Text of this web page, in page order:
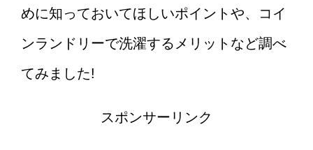
めに知っておいてほしいポイントや、コイ
ンランドリーで洗濯するメリットなど調べ
てみました!
スポンサーリンク